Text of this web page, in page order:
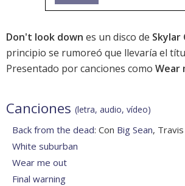
Don't look down es un disco de Skylar
principio se rumoreó que llevaría el
Presentado por canciones como Wear
Canciones (letra, audio, vídeo)
Back from the dead: Con Big Sean,
White suburban
Wear me out
Final warning